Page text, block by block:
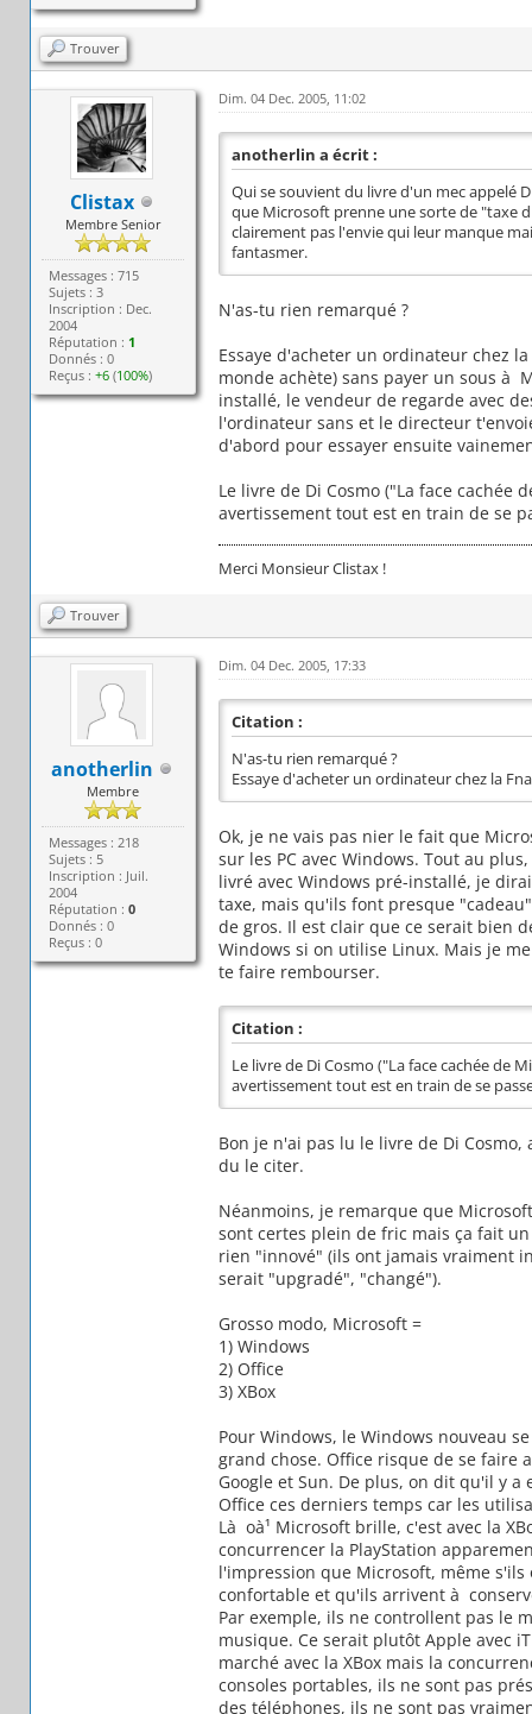
Trouver
Clistax
Membre Senior
Messages : 715
Sujets : 3
Inscription : Dec.
2004
Réputation : 1
Donnés : 0
Reçus :+6 (100%)
Dim. 04 Dec. 2005, 11:02
anotherlin a écrit :
Qui se souvient du livre d'un mec appelé
que Microsoft prenne une sorte de "taxe
clairement pas l'envie qui leur manque
fantasmer.
N'as-tu rien remarqué ?
Essaye d'acheter un ordinateur chez
monde achète) sans payer un sous à
installé, le vendeur de regarde avec
l'ordinateur sans et le directeur
d'abord pour essayer ensuite
Le livre de Di Cosmo ("La face
avertissement tout est en train de se
Merci Monsieur Clistax !
Trouver
anotherlin
Membre
Messages : 218
Sujets : 5
Inscription : Juil.
2004
Réputation :0
Donnés : 0
Reçus : 0
Dim. 04 Dec. 2005, 17:33
Citation :
N'as-tu rien remarqué ?
Essaye d'acheter un ordinateur chez la
Ok, je ne vais pas nier le fait que
sur les PC avec Windows. Tout au
livré avec Windows pré-installé, je
taxe, mais qu'ils font presque
de gros. Il est clair que ce serait bien
Windows si on utilise Linux. Mais je
te faire rembourser.
Citation :
Le livre de Di Cosmo ("La face cachée de
avertissement tout est en train de se
Bon je n'ai pas lu le livre de Di
du le citer.
Néanmoins, je remarque que
sont certes plein de fric mais ça fait
rien "innové" (ils ont jamais vraiment
serait "upgradé", "changé").
Grosso modo, Microsoft =
1) Windows
2) Office
3) XBox
Pour Windows, le Windows nouveau
grand chose. Office risque de se faire
Google et Sun. De plus, on dit qu'il y
Office ces derniers temps car les
Là oà¹ Microsoft brille, c'est avec la
concurrencer la PlayStation
l'impression que Microsoft, même
confortable et qu'ils arrivent à
Par exemple, ils ne controllent pas le
musique. Ce serait plutôt Apple avec
marché avec la XBox mais la
consoles portables, ils ne sont pas
des téléphones, ils ne sont pas